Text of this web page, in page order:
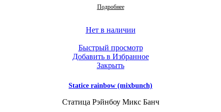
Подробнее
Нет в наличии
Быстрый просмотр
Добавить в Избранное
Закрыть
Statice rainbow (mixbunch)
Статица Рэйнбоу Микс Банч